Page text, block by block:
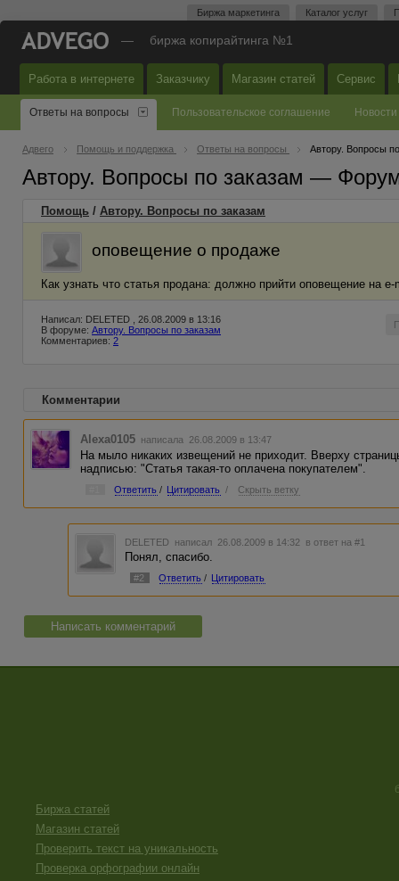
Биржа маркетинга Каталог услуг
— биржа копирайтинга №1
Работа в интернете Заказчику Магазин статей Сервис
Ответы на вопросы Пользовательское соглашение Новости
Адвего Помощь и поддержка Ответы на вопросы Автору. Вопросы
Автору. Вопросы по заказам —
Помощь / Автору. Вопросы по заказам
оповещение о продаже
Как узнать что статья продана: должно прийти оповещение на
Написал: DELETED , 26.08.2009 в 13:16
В форуме: Автору. Вопросы по заказам
Комментариев: 2
Комментарии
Alexa0105 написала 26.08.2009 в 13:47
На мыло никаких извещений не приходит. Вверху
надписью: "Статья такая-то оплачена покупателем".
Ответить / Цитировать / Скрыть ветку
DELETED написал 26.08.2009 в 14:32 в ответ на #1
Понял, спасибо.
#2 Ответить / Цитировать
Написать комментарий
Биржа статей
Магазин статей
Проверить текст на уникальность
Проверка орфографии онлайн